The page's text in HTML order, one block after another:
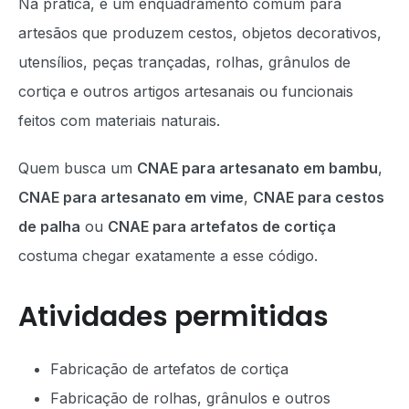
Na prática, é um enquadramento comum para
artesãos que produzem cestos, objetos decorativos,
utensílios, peças trançadas, rolhas, grânulos de
cortiça e outros artigos artesanais ou funcionais
feitos com materiais naturais.
Quem busca um CNAE para artesanato em bambu,
CNAE para artesanato em vime, CNAE para cestos
de palha ou CNAE para artefatos de cortiça
costuma chegar exatamente a esse código.
Atividades permitidas
Fabricação de artefatos de cortiça
Fabricação de rolhas, grânulos e outros